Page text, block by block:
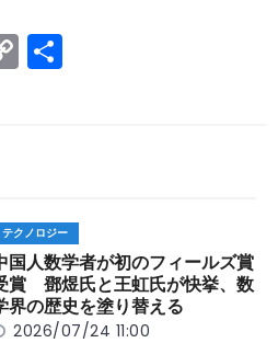
C
o
n
k
テクノロジー
国人数学者が初のフィールズ賞
賞 鄧煜氏と王虹氏が快挙、数
界の歴史を塗り替える
2026/07/24 11:00